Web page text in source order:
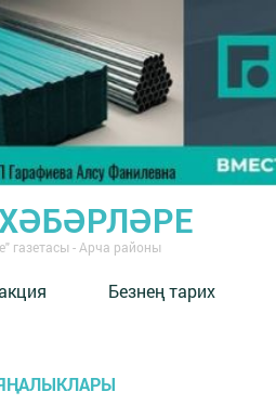
газетасы - Арча районы
Безнең тарих